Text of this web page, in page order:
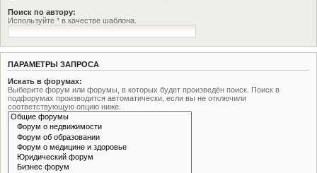
Поиск по автору:
Используйте * в качестве шаблона.
ПАРАМЕТРЫ ЗАПРОСА
Искать в форумах:
Выберите форум или форумы, в которых будет произведён поиск. Поиск в
подфорумах производится автоматически, если вы не отключили
соответствующую опцию ниже.